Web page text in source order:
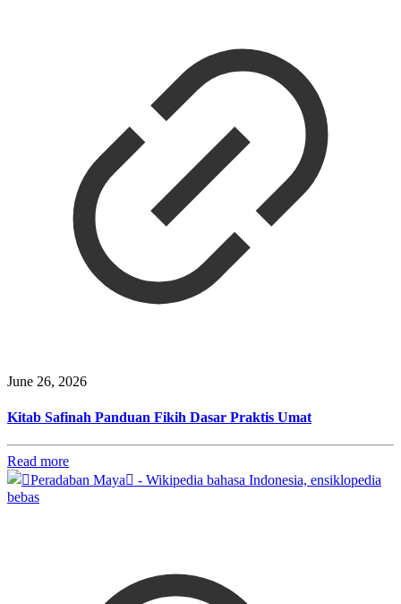
June 26, 2026
Kitab Safinah Panduan Fikih Dasar Praktis Umat
Read more